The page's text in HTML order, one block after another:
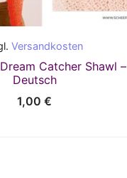
Versandkosten
Catcher Shawl –
Deutsch
1,00€